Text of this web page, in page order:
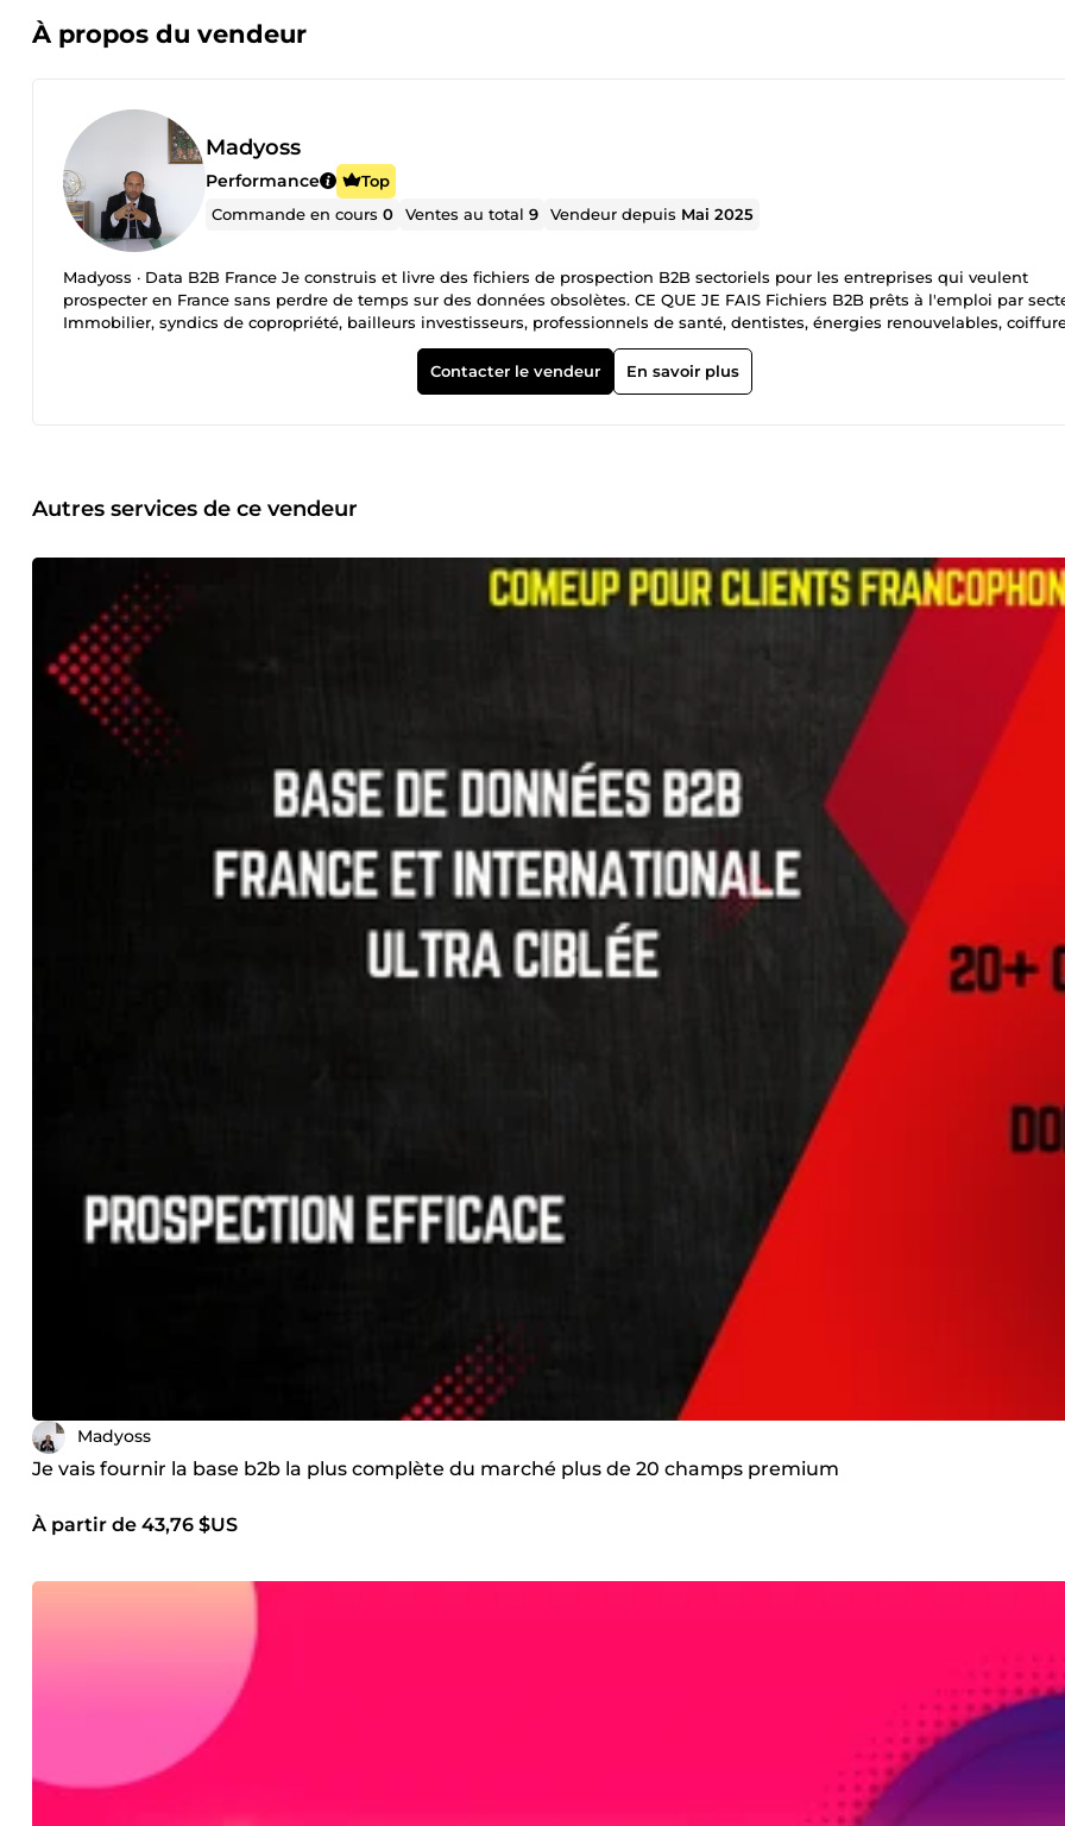
À propos du vendeur
Madyoss
Performance
Top
Commande en cours0 Ventes au total9 Vendeur depuis Mai 2025
Madyoss · Data B2B France Je construis et livre des fichiers de prospection B2B sectoriels pour les entreprises qui veulent
prospecter en France sans perdre de temps sur des données obsolètes. CE QUE JE FAIS Fichiers B2B prêts à l'emploi par
Immobilier, syndics de copropriété, bailleurs investisseurs, professionnels de santé, dentistes, énergies renouvelables,
beauté, e-commerçants, transporteurs routiers, et d'autres niches sur demande. Chaque fichier : décideur identifié, numéro
professionnel actif, données fraîches mises à jour il y a moins de 12 mois. Format Excel professionnel, import direct dans tout
Extraction sur-mesure disponible : n'importe quelle cible B2B active en France, n'importe quelle zone géographique.
question ? Contactez-moi, je réponds rapidement.
Contacter le vendeur En savoir plus
Autres services de ce vendeur
Madyoss
Je vais fournir la base b2b la plus complète du marché plus de 20 champs premium
À partir de 43,76 $US